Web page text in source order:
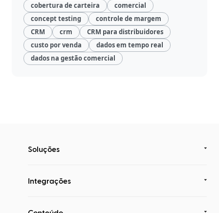
Comportamento
de
Compra
Destaques
e
cobertura de carteira
comercial
concept testing
controle de margem
CRM
crm
CRM para distribuidores
custo por venda
dados em tempo real
dados na gestão comercial
Soluções
Integrações